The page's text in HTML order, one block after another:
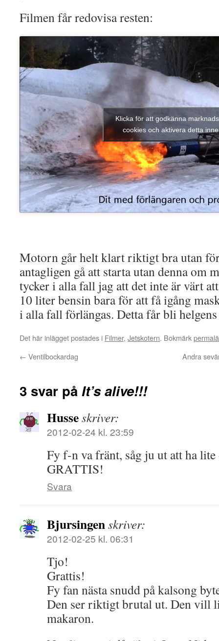
Filmen får redovisa resten:
Klicka för att godkänna
cookies och aktivera detta
Motorn går helt klart riktigt bra utan
antagligen gå att starta utan denna om
tycker i alla fall jag att det inte är värt
10 liter bensin bara för att få igång
i alla fall förlängas. Detta får bli
Det här inlägget postades i Filmer, Jetskotern. Bokmärk
← Ventilbockardag Andra
3 svar på It’s alive!!!
Husseskriver:
2012-02-24 kl. 23:59
Fy f-n va fränt, såg ju ut att ha
GRATTIS!
Svara
Bjursingenskriver:
2012-02-25 kl. 06:31
Tjo!
Grattis!
Fy fan nästa snudd på kalsong
Den ser riktigt brutal ut. Den vill
makaron.